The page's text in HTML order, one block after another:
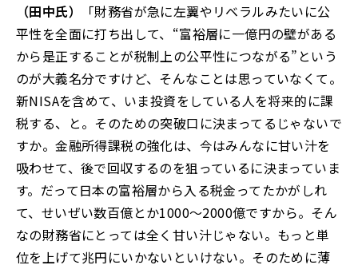
（田中氏）
「財務省が急に左翼やリベラルみたいに公
平性を全面に打ち出して、“富裕層に一億円の壁がある
から是正することが税制上の公平性につながる”という
のが大義名分ですけど、そんなことは思っていなくて。
新NISAを含めて、いま投資をしている人を将来的に課
税する、と。そのための突破口に決まってるじゃないで
すか。金融所得課税の強化は、今はみんなに甘い汁を
吸わせて、後で回収するのを狙っているに決まっていま
す。だって日本の富裕層から入る税金ってたかがしれ
て、せいぜい数百億とか1000～2000億ですから。そん
なの財務省にとっては全く甘い汁じゃない。もっと単
位を上げて兆円にいかないといけない。そのために薄